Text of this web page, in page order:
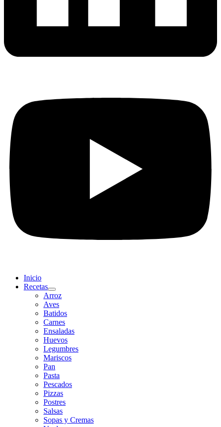
Inicio
Recetas
Arroz
Aves
Batidos
Carnes
Ensaladas
Huevos
Legumbres
Mariscos
Pan
Pasta
Pescados
Pizzas
Postres
Salsas
Sopas y Cremas